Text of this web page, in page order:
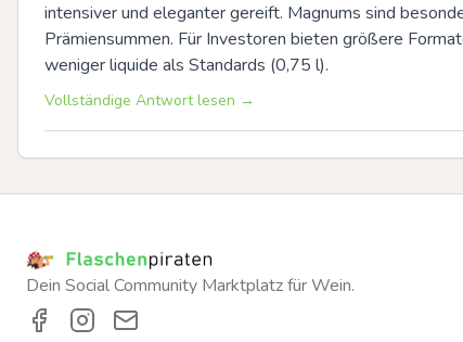
intensiver und eleganter gereift. Magnums sind
Prämiensummen. Für Investoren bieten größere
weniger liquide als Standards (0,75 l).
Vollständige Antwort lesen →
Dein Social Community Marktplatz für Wein.